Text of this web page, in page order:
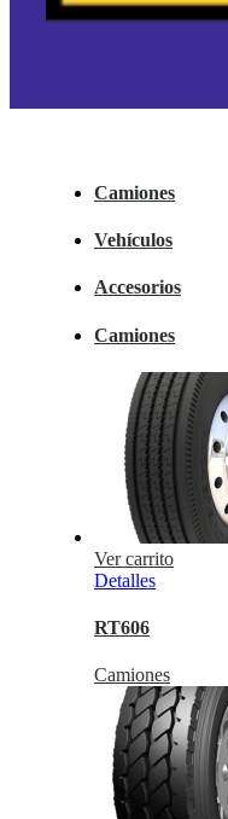
Camiones
Vehículos
Accesorios
Camiones
Ver carrito
Detalles
RT606
Camiones